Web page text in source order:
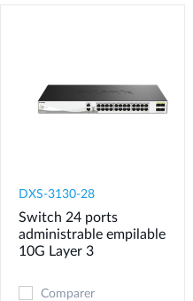
DXS-3130-28
Switch 24 ports
administrable empilable
10G Layer 3
Comparer